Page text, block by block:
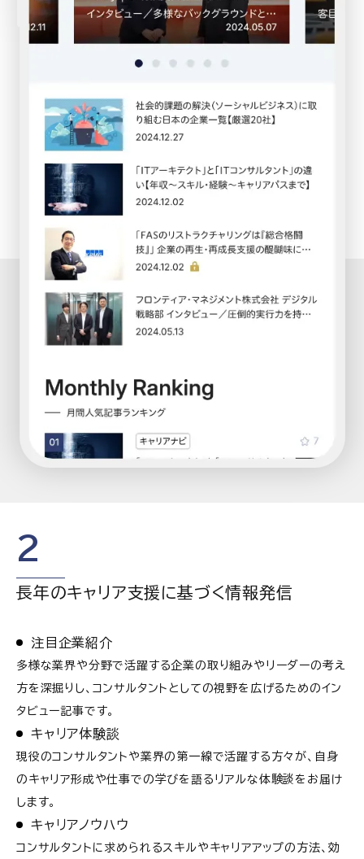
2
長年のキャリア支援に基づく情報発信
注目企業紹介
多様な業界や分野で活躍する企業の取り組みやリーダーの考え
方を深掘りし、コンサルタントとしての視野を広げるためのイン
タビュー記事です。
キャリア体験談
現役のコンサルタントや業界の第一線で活躍する方々が、自身
のキャリア形成や仕事での学びを語るリアルな体験談をお届け
します。
キャリアノウハウ
コンサルタントに求められるスキルやキャリアアップの方法、効